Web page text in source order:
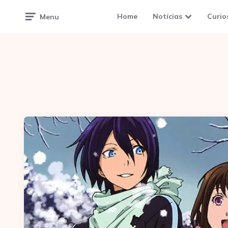
Menu Home Notícias